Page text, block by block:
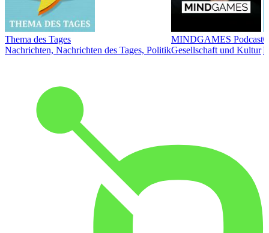
Thema des Tages
Nachrichten, Nachrichten des Tages, Politik
MINDGAMES Podcast
Gesellschaft und Kultur